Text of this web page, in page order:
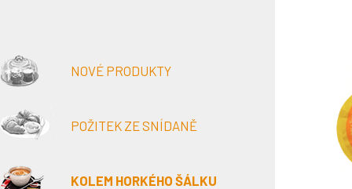
NOVÉ PRODUKTY
POŽITEK ZE SNÍDANĚ
KOLEM HORKÉHO ŠÁLKU